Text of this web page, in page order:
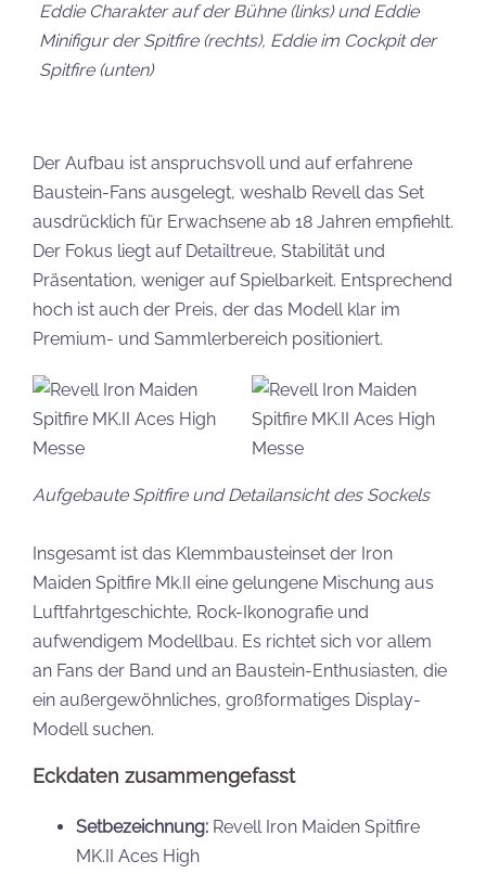
Eddie Charakter auf der Bühne (links) und Eddie
Minifigur der Spitfire (rechts), Eddie im Cockpit der
Spitfire (unten)
Der Aufbau ist anspruchsvoll und auf erfahrene
Baustein-Fans ausgelegt, weshalb Revell das Set
ausdrücklich für Erwachsene ab 18 Jahren empfiehlt.
Der Fokus liegt auf Detailtreue, Stabilität und
Präsentation, weniger auf Spielbarkeit. Entsprechend
hoch ist auch der Preis, der das Modell klar im
Premium- und Sammlerbereich positioniert.
Aufgebaute Spitfire und Detailansicht des Sockels
Insgesamt ist das Klemmbausteinset der Iron
Maiden Spitfire Mk.II eine gelungene Mischung aus
Luftfahrtgeschichte, Rock-Ikonografie und
aufwendigem Modellbau. Es richtet sich vor allem
an Fans der Band und an Baustein-Enthusiasten, die
ein außergewöhnliches, großformatiges Display-
Modell suchen.
Eckdaten zusammengefasst
Setbezeichnung: Revell Iron Maiden Spitfire
MK.II Aces High